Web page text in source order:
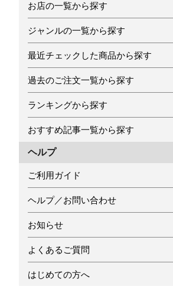
お店の一覧から探す
ジャンルの一覧から探す
最近チェックした商品から探す
過去のご注文一覧から探す
ランキングから探す
おすすめ記事一覧から探す
ヘルプ
ご利用ガイド
ヘルプ／お問い合わせ
お知らせ
よくあるご質問
はじめての方へ